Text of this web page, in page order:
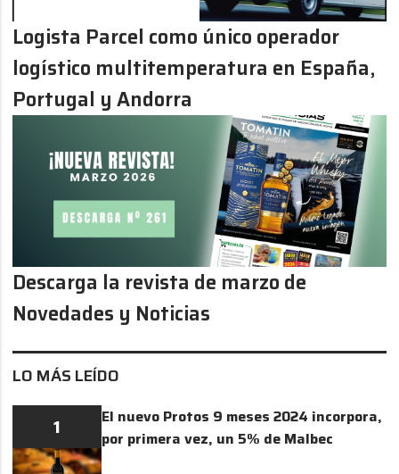
LO MÁS LEÍDO
1
El nuevo Protos 9 meses 2024 incorpora,
por primera vez, un 5% de Malbec
Logista Parcel como único operador
logístico multitemperatura en España,
Portugal y Andorra
Descarga la revista de marzo de
Novedades y Noticias